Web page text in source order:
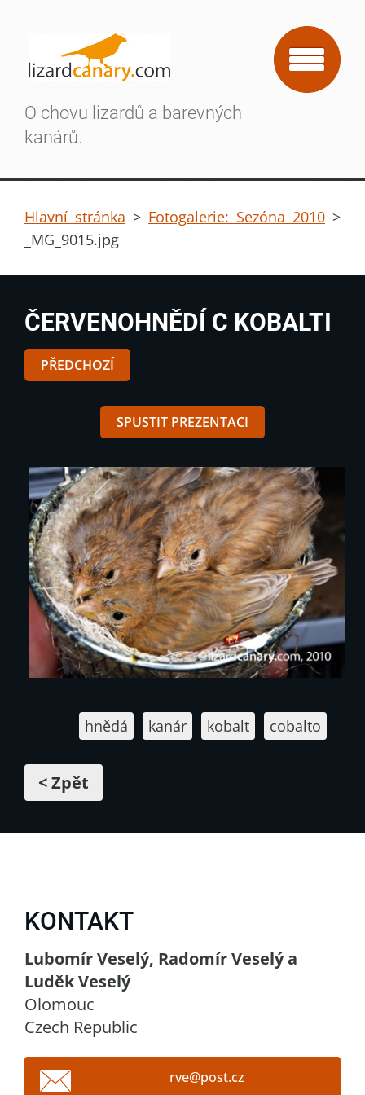
O chovu lizardů a barevných
kanárů.
Hlavní stránka > Fotogalerie: Sezóna 2010 >
_MG_9015.jpg
ČERVENOHNĚDÍ C KOBALTI
PŘEDCHOZÍ
SPUSTIT PREZENTACI
hnědá kanár kobalt cobalto
< Zpět
KONTAKT
Lubomír Veselý, Radomír Veselý a
Luděk Veselý
Olomouc
Czech Republic
rve@post.cz